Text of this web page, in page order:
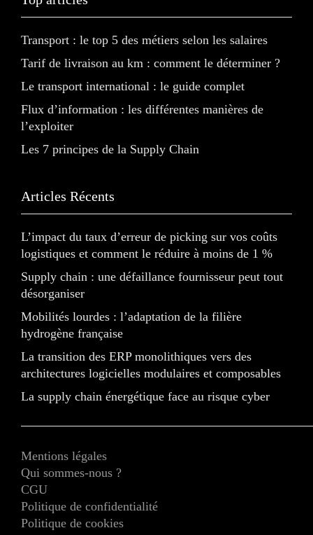
Transport : le top 5 des métiers selon les salaires
Tarif de livraison au km : comment le déterminer ?
Le transport international : le guide complet
Flux d’information : les différentes manières de
l’exploiter
Les 7 principes de la Supply Chain
Articles Récents
L’impact du taux d’erreur de picking sur vos coûts
logistiques et comment le réduire à moins de 1 %
Supply chain : une défaillance fournisseur peut tout
désorganiser
Mobilités lourdes : l’adaptation de la filière
hydrogène française
La transition des ERP monolithiques vers des
architectures logicielles modulaires et composables
La supply chain énergétique face au risque cyber
Mentions légales
Qui sommes-nous ?
CGU
Politique de confidentialité
Politique de cookies